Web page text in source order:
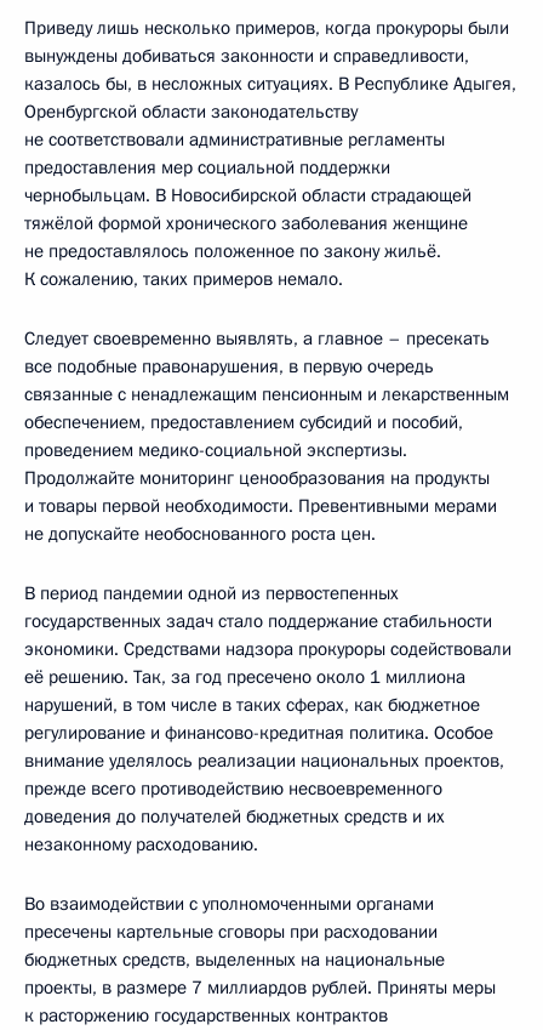
Приведу лишь несколько примеров, когда прокуроры были
вынуждены добиваться законности и справедливости,
казалось бы, в несложных ситуациях. В Республике Адыгея,
Оренбургской области законодательству
не соответствовали административные регламенты
предоставления мер социальной поддержки
чернобыльцам. В Новосибирской области страдающей
тяжёлой формой хронического заболевания женщине
не предоставлялось положенное по закону жильё.
К сожалению, таких примеров немало.
Следует своевременно выявлять, а главное – пресекать
все подобные правонарушения, в первую очередь
связанные с ненадлежащим пенсионным и лекарственным
обеспечением, предоставлением субсидий и пособий,
проведением медико-социальной экспертизы.
Продолжайте мониторинг ценообразования на продукты
и товары первой необходимости. Превентивными мерами
не допускайте необоснованного роста цен.
В период пандемии одной из первостепенных
государственных задач стало поддержание стабильности
экономики. Средствами надзора прокуроры содействовали
её решению. Так, за год пресечено около 1 миллиона
нарушений, в том числе в таких сферах, как бюджетное
регулирование и финансово-кредитная политика. Особое
внимание уделялось реализации национальных проектов,
прежде всего противодействию несвоевременного
доведения до получателей бюджетных средств и их
незаконному расходованию.
Во взаимодействии с уполномоченными органами
пресечены картельные сговоры при расходовании
бюджетных средств, выделенных на национальные
проекты, в размере 7 миллиардов рублей. Приняты меры
к расторжению государственных контрактов